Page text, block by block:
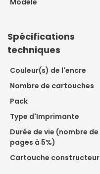
Modèle
Spécifications
techniques
Couleur(s) de l'encre
Nombre de cartouches
Pack
Type d'Imprimante
Durée de vie (nombre de
pages à 5%)
Cartouche constructeur